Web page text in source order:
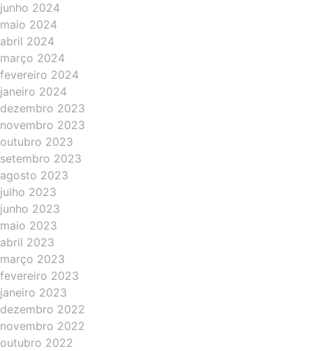
junho 2024
maio 2024
abril 2024
março 2024
fevereiro 2024
janeiro 2024
dezembro 2023
novembro 2023
outubro 2023
setembro 2023
agosto 2023
julho 2023
junho 2023
maio 2023
abril 2023
março 2023
fevereiro 2023
janeiro 2023
dezembro 2022
novembro 2022
outubro 2022